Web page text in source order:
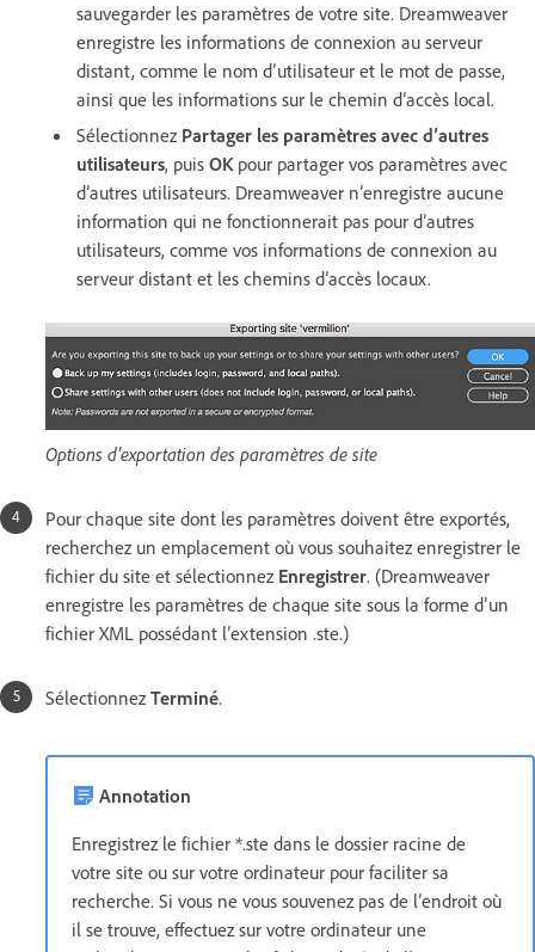
sauvegarder les paramètres de votre site. Dreamweaver
enregistre les informations de connexion au serveur
distant, comme le nom d’utilisateur et le mot de passe,
ainsi que les informations sur le chemin d’accès local.
Sélectionnez Partager les paramètres avec d’autres
utilisateurs, puis OKpour partager vos paramètres avec
d’autres utilisateurs. Dreamweaver n’enregistre aucune
information qui ne fonctionnerait pas pour d’autres
utilisateurs, comme vos informations de connexion au
serveur distant et les chemins d’accès locaux.
Options d’exportation des paramètres de site
Pour chaque site dont les paramètres doivent être exportés,
recherchez un emplacement où vous souhaitez enregistrer le
fichier du site et sélectionnez Enregistrer. (Dreamweaver
enregistre les paramètres de chaque site sous la forme d’un
fichier XML possédant l’extension .ste.)
SélectionnezTerminé.
Annotation
Enregistrez le fichier *.ste dans le dossier racine de
votre site ou sur votre ordinateur pour faciliter sa
recherche. Si vous ne vous souvenez pas de l’endroit où
il se trouve, effectuez sur votre ordinateur une